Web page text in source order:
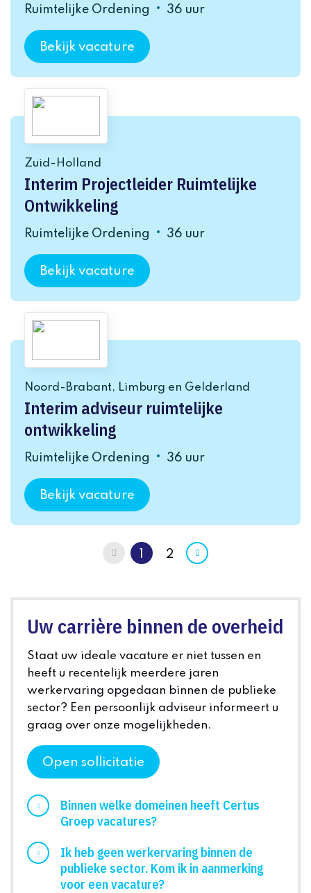
Ruimtelijke Ordening 36 uur
Bekijk vacature
Zuid-Holland
Interim Projectleider Ruimtelijke
Ontwikkeling
Ruimtelijke Ordening 36 uur
Bekijk vacature
Noord-Brabant, Limburg en Gelderland
Interim adviseur ruimtelijke
ontwikkeling
Ruimtelijke Ordening 36 uur
Bekijk vacature
Vorige 2 Volgende
Uw carrière binnen de overheid
Staat uw ideale vacature er niet tussen en
heeft u recentelijk meerdere jaren
werkervaring opgedaan binnen de publieke
sector? Een persoonlijk adviseur informeert u
graag over onze mogelijkheden.
Open sollicitatie
Binnen welke domeinen heeft Certus
Groep vacatures?
Ik heb geen werkervaring binnen de
publieke sector. Kom ik in aanmerking
voor een vacature?